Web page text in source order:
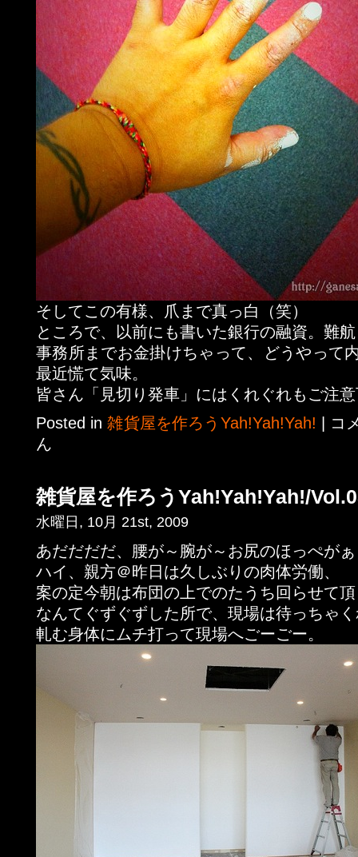
そしてこの有様、爪まで真っ白（笑）
ところで、以前にも書いた銀行の融資。難
事務所までお金掛けちゃって、どうやって
最近慌て気味。
皆さん「見切り発車」にはくれぐれもご注
Posted in雑貨屋を作ろうYah!Yah!Yah!
コ
ん
雑貨屋を作ろうYah!Yah!Yah!/
水曜日, 10月 21st, 2009
あだだだだ、腰が～腕が～お尻のほっぺが
ハイ、親方＠昨日は久しぶりの肉体労働、
案の定今朝は布団の上でのたうち回らせて
なんてぐずぐずした所で、現場は待っちゃ
軋む身体にムチ打って現場へごーごー。